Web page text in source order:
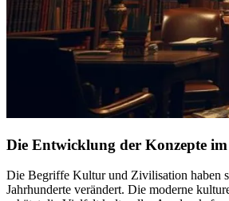
Die Entwicklung der Konzepte
Die Begriffe Kultur und Zivilisation haben
Jahrhunderte verändert. Die moderne